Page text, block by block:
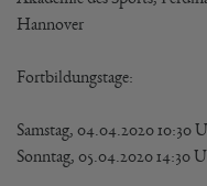
Hannover
Fortbildungstage:
Samstag, 04.04.2020 10:30
Sonntag, 05.04.2020 14:30